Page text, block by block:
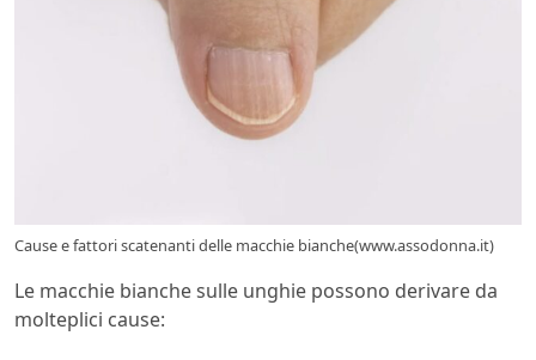
Cause e fattori scatenanti delle macchie bianche(www.assodonna.it)
Le macchie bianche sulle unghie possono derivare da
molteplici cause: